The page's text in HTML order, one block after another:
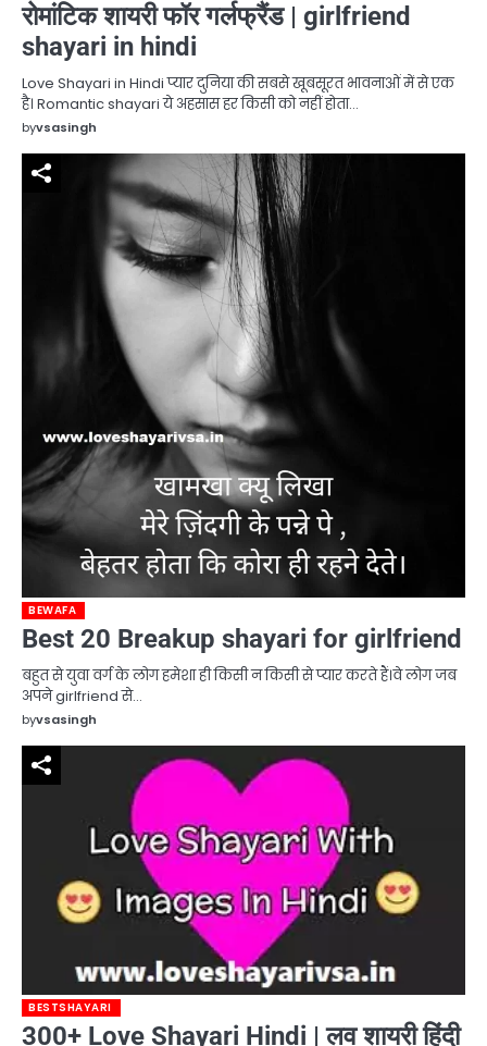
रोमांटिक शायरी फॉर गर्लफ्रैंड | girlfriend
shayari in hindi
Love Shayari in Hindi प्यार दुनिया की सबसे खूबसूरत भावनाओं में से एक
है। Romantic shayari ये अहसास हर किसी को नहीं होता…
byvsasingh
BEWAFA
Best 20 Breakup shayari for girlfriend
बहुत से युवा वर्ग के लोग हमेशा ही किसी न किसी से प्यार करते हैं।वे लोग जब
अपने girlfriend से…
byvsasingh
BESTSHAYARI
300+ Love Shayari Hindi | लव शायरी हिंदी